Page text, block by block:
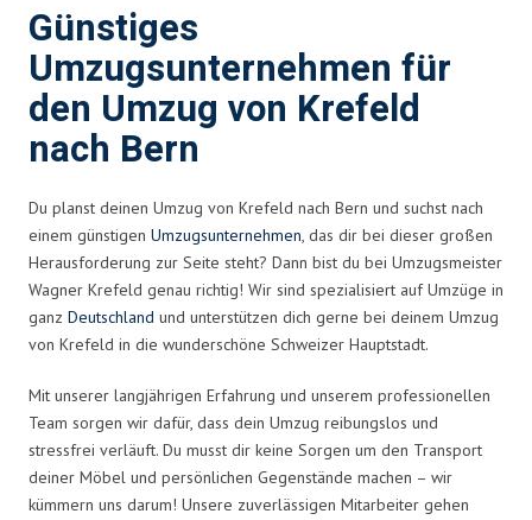
Günstiges
Umzugsunternehmen für
den Umzug von Krefeld
nach Bern
Du planst deinen Umzug von Krefeld nach Bern und suchst nach
einem günstigen Umzugsunternehmen, das dir bei dieser großen
Herausforderung zur Seite steht? Dann bist du bei Umzugsmeister
Wagner Krefeld genau richtig! Wir sind spezialisiert auf Umzüge in
ganz Deutschland und unterstützen dich gerne bei deinem Umzug
von Krefeld in die wunderschöne Schweizer Hauptstadt.
Mit unserer langjährigen Erfahrung und unserem professionellen
Team sorgen wir dafür, dass dein Umzug reibungslos und
stressfrei verläuft. Du musst dir keine Sorgen um den Transport
deiner Möbel und persönlichen Gegenstände machen – wir
kümmern uns darum! Unsere zuverlässigen Mitarbeiter gehen